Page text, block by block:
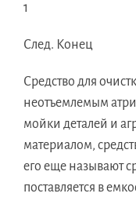
1
След. Конец
Средство для
неотъемлемым
мойки деталей и
материалом,
его еще называют
поставляется в